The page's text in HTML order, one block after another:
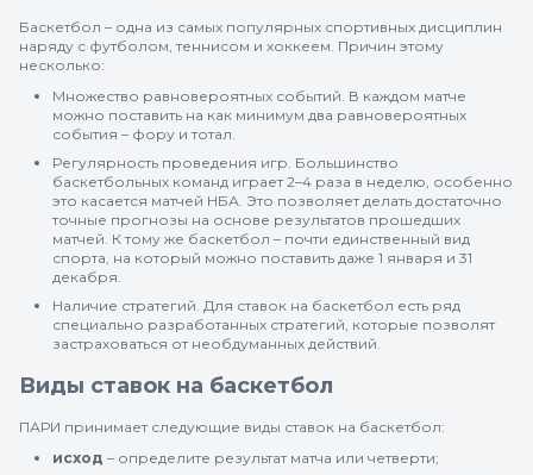
Баскетбол – одна из самых популярных спортивных дисциплин
наряду с футболом, теннисом и хоккеем. Причин этому
несколько:
Множество равновероятных событий. В каждом матче
можно поставить на как минимум два равновероятных
события – фору и тотал.
Регулярность проведения игр. Большинство
баскетбольных команд играет 2–4 раза в неделю, особенно
это касается матчей НБА. Это позволяет делать достаточно
точные прогнозы на основе результатов прошедших
матчей. К тому же баскетбол – почти единственный вид
спорта, на который можно поставить даже 1 января и 31
декабря.
Наличие стратегий. Для ставок на баскетбол есть ряд
специально разработанных стратегий, которые позволят
застраховаться от необдуманных действий.
Виды ставок на баскетбол
ПАРИ принимает следующие виды ставок на баскетбол:
исход – определите результат матча или четверти;